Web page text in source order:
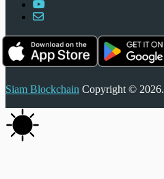
Siam Blockchain Copyright © 2026.